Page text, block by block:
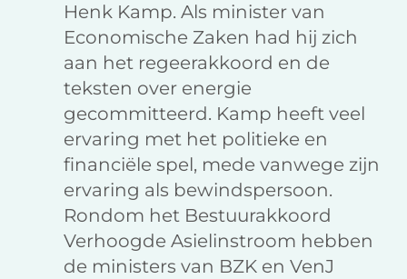
Henk Kamp. Als minister van
Economische Zaken had hij zich
aan het regeerakkoord en de
teksten over energie
gecommitteerd. Kamp heeft veel
ervaring met het politieke en
financiële spel, mede vanwege zijn
ervaring als bewindspersoon.
Rondom het Bestuurakkoord
Verhoogde Asielinstroom hebben
de ministers van BZK en VenJ